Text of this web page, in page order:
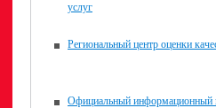
услуг
Региональный центр оценки
Официальный информационный